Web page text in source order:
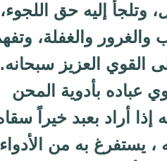
وتلجأ إليه حق اللجوء،
والغرور والغفلة،
القوي العزيز سبحانه.
عباده بأدوية المحن
إذا أراد بعبد خيراً
، يستفرغ به من الأدواء